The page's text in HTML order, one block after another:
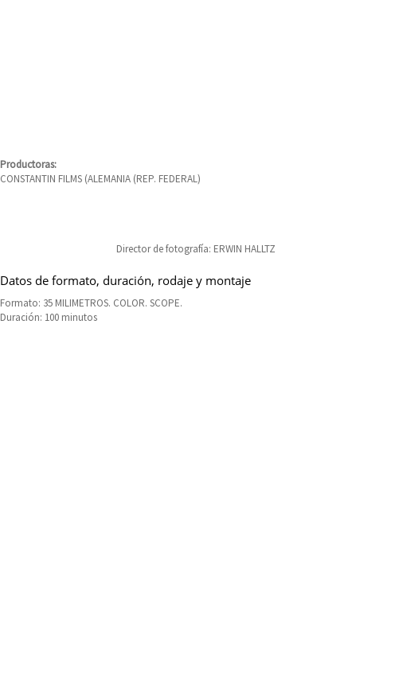
Productoras:
CONSTANTIN FILMS (ALEMANIA (REP. FEDERAL)
Director de fotografía: ERWIN HALLTZ
Datos de formato, duración, rodaje y montaje
Formato: 35 MILIMETROS. COLOR. SCOPE.
Duración: 100 minutos